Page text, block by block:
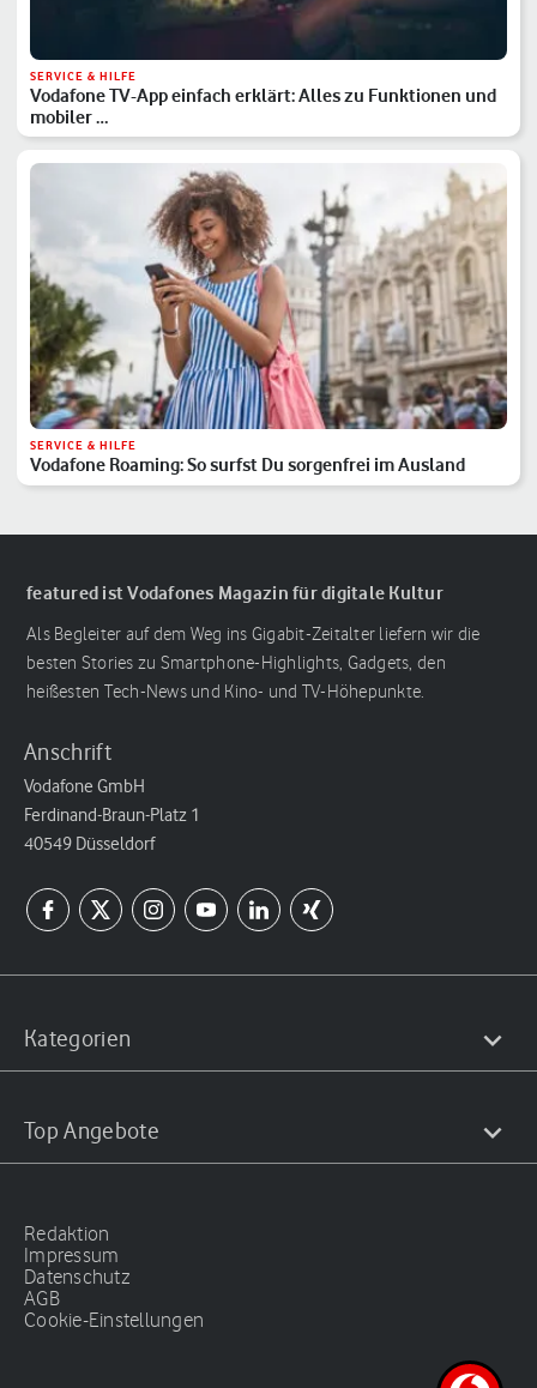
SERVICE & HILFE
Vodafone TV-App einfach erklärt: Alles zu Funktionen und
mobiler …
SERVICE & HILFE
Vodafone Roaming: So surfst Du sorgenfrei im Ausland
featured ist Vodafones Magazin für digitale Kultur
Als Begleiter auf dem Weg ins Gigabit-Zeitalter liefern wir die
besten Stories zu Smartphone-Highlights, Gadgets, den
heißesten Tech-News und Kino- und TV-Höhepunkte.
Anschrift
Vodafone GmbH
Ferdinand-Braun-Platz 1
40549 Düsseldorf
Kategorien
Top Angebote
Redaktion
Impressum
Datenschutz
AGB
Cookie-Einstellungen